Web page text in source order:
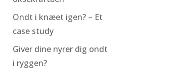
Ondt i knæet igen? – Et
case study
Giver dine nyrer dig ondt
i ryggen?